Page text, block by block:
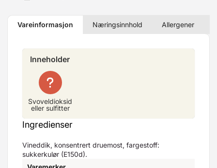
Vareinformasjon Næringsinnhold Allergener
Inneholder
Svoveldioksid
eller sulfitter
Ingredienser
Vineddik, konsentrert druemost, fargestoff:
sukkerkulør (E150d).